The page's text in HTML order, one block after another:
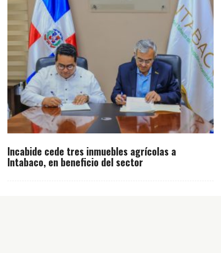
Incabide cede tres inmuebles agrícolas a
Intabaco, en beneficio del sector